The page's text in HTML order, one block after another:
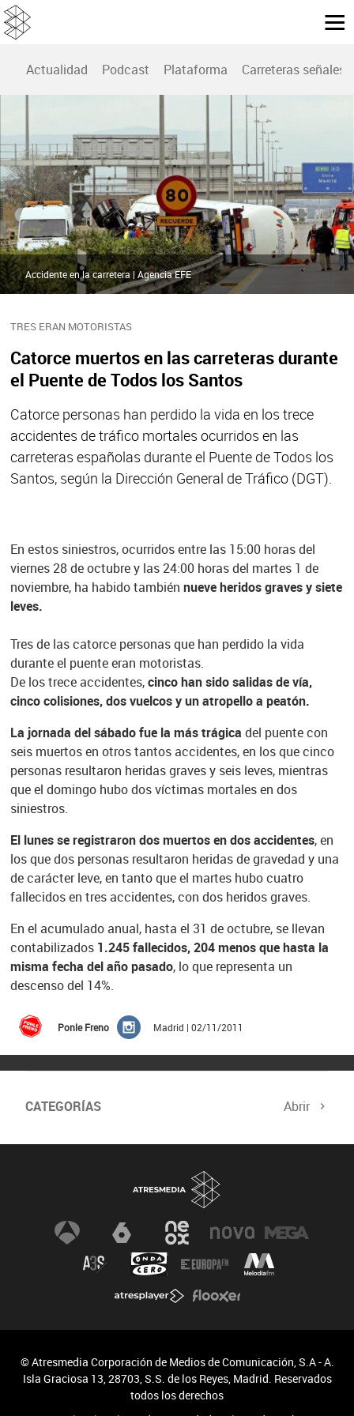
Actualidad Podcast Plataforma Carreteras señales
TRES ERAN MOTORISTAS
Catorce muertos en las carreteras durante
el Puente de Todos los Santos
Catorce personas han perdido la vida en los trece
accidentes de tráfico mortales ocurridos en las
carreteras españolas durante el Puente de Todos los
Santos, según la Dirección General de Tráfico (DGT).
Accidente en la carretera | Agencia EFE
En estos siniestros, ocurridos entre las 15:00 horas del
viernes 28 de octubre y las 24:00 horas del martes 1 de
noviembre, ha habido también nueve heridos graves y siete
leves.
Tres de las catorce personas que han perdido la vida
durante el puente eran motoristas.
De los trece accidentes,cinco han sido salidas de vía,
cinco colisiones, dos vuelcos y un atropello a peatón.
La jornada del sábado fue la más trágica del puente con
seis muertos en otros tantos accidentes, en los que cinco
personas resultaron heridas graves y seis leves, mientras
que el domingo hubo dos víctimas mortales en dos
siniestros.
El lunes se registraron dos muertos en dos accidentes, en
los que dos personas resultaron heridas de gravedad y una
de carácter leve, en tanto que el martes hubo cuatro
fallecidos en tres accidentes, con dos heridos graves.
En el acumulado anual, hasta el 31 de octubre, se llevan
contabilizados1.245 fallecidos, 204 menos que hasta la
misma fecha del año pasado, lo que representa un
descenso del 14%.
Ponle Freno Madrid | 02/11/2011
CATEGORÍAS Abrir
© Atresmedia Corporación de Medios de Comunicación, S.A - A.
Isla Graciosa 13, 28703, S.S. de los Reyes, Madrid. Reservados
todos los derechos